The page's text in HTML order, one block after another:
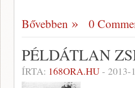
Bővebben 0
PÉLDÁTLAN
ÍRTA: 168ORA.HU- 2013-